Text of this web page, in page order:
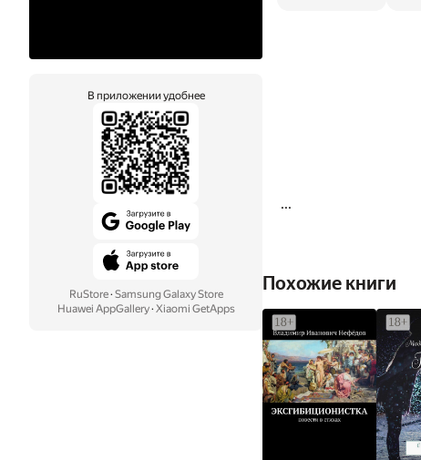
В приложении удобнее
RuStore· Samsung Galaxy Store
Huawei AppGallery· Xiaomi GetApps
...
Похожие книги